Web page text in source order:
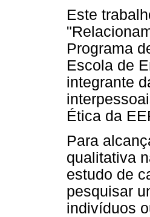
Este
Programa
Escola de
integrante
Ética da
Para
qualitativa
estudo de
pesquisar
indivíduos